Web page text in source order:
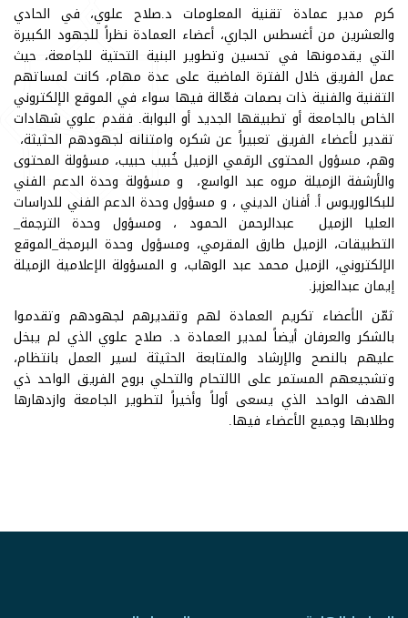
كرم مدير عمادة تقنية المعلومات د.صلاح علوي، في الحادي
والعشرين من أغسطس الجاري، أعضاء العمادة نظراً للجهود الكبيرة
التي يقدمونها في تحسين وتطوير البنية التحتية للجامعة، حيث
عمل الفريق خلال الفترة الماضية على عدة مهام، كانت لمساتهم
التقنية والفنية ذات بصمات فعّالة فيها سواء في الموقع الإلكتروني
الخاص بالجامعة أو تطبيقها الجديد أو البوابة. فقدم علوي شهادات
تقدير لأعضاء الفريق تعبيراً عن شكره وامتنانه لجهودهم الحثيثة،
وهم، مسؤول المحتوى الرقمي الزميل خُبيب حبيب، مسؤولة المحتوى
والأرشفة الزميلة مروه عبد الواسع، و مسؤولة وحدة الدعم الفني
للبكالوريوس أ. أفنان الديني ، و مسؤول وحدة الدعم الفني للدراسات
العليا الزميل عبدالرحمن الحمود ، ومسؤول وحدة الترجمة_
التطبيقات، الزميل طارق المقرمي، ومسؤول وحدة البرمجة_الموقع
الإلكتروني، الزميل محمد عبد الوهاب، و المسؤولة الإعلامية الزميلة
إيمان عبدالعزيز.
ثمّن الأعضاء تكريم العمادة لهم وتقديرهم لجهودهم وتقدموا
بالشكر والعرفان أيضاً لمدير العمادة د. صلاح علوي الذي لم يبخل
عليهم بالنصح والإرشاد والمتابعة الحثيثة لسير العمل بانتظام،
وتشجيعهم المستمر على الالتحام والتحلي بروح الفريق الواحد ذي
الهدف الواحد الذي يسعى أولاً وأخيراً لتطوير الجامعة وازدهارها
وطلابها وجميع الأعضاء فيها.